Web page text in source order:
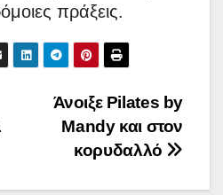
πράξεις.
Άνοιξε Pilates by
Mandy και στον
κορυδαλλό